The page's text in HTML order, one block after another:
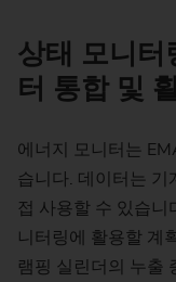
상태 모니터
터 통합 및
에너지 모니터는
습니다. 데이터는 기
접 사용할 수 있습
니터링에 활용할 계
램핑 실린더의 누출